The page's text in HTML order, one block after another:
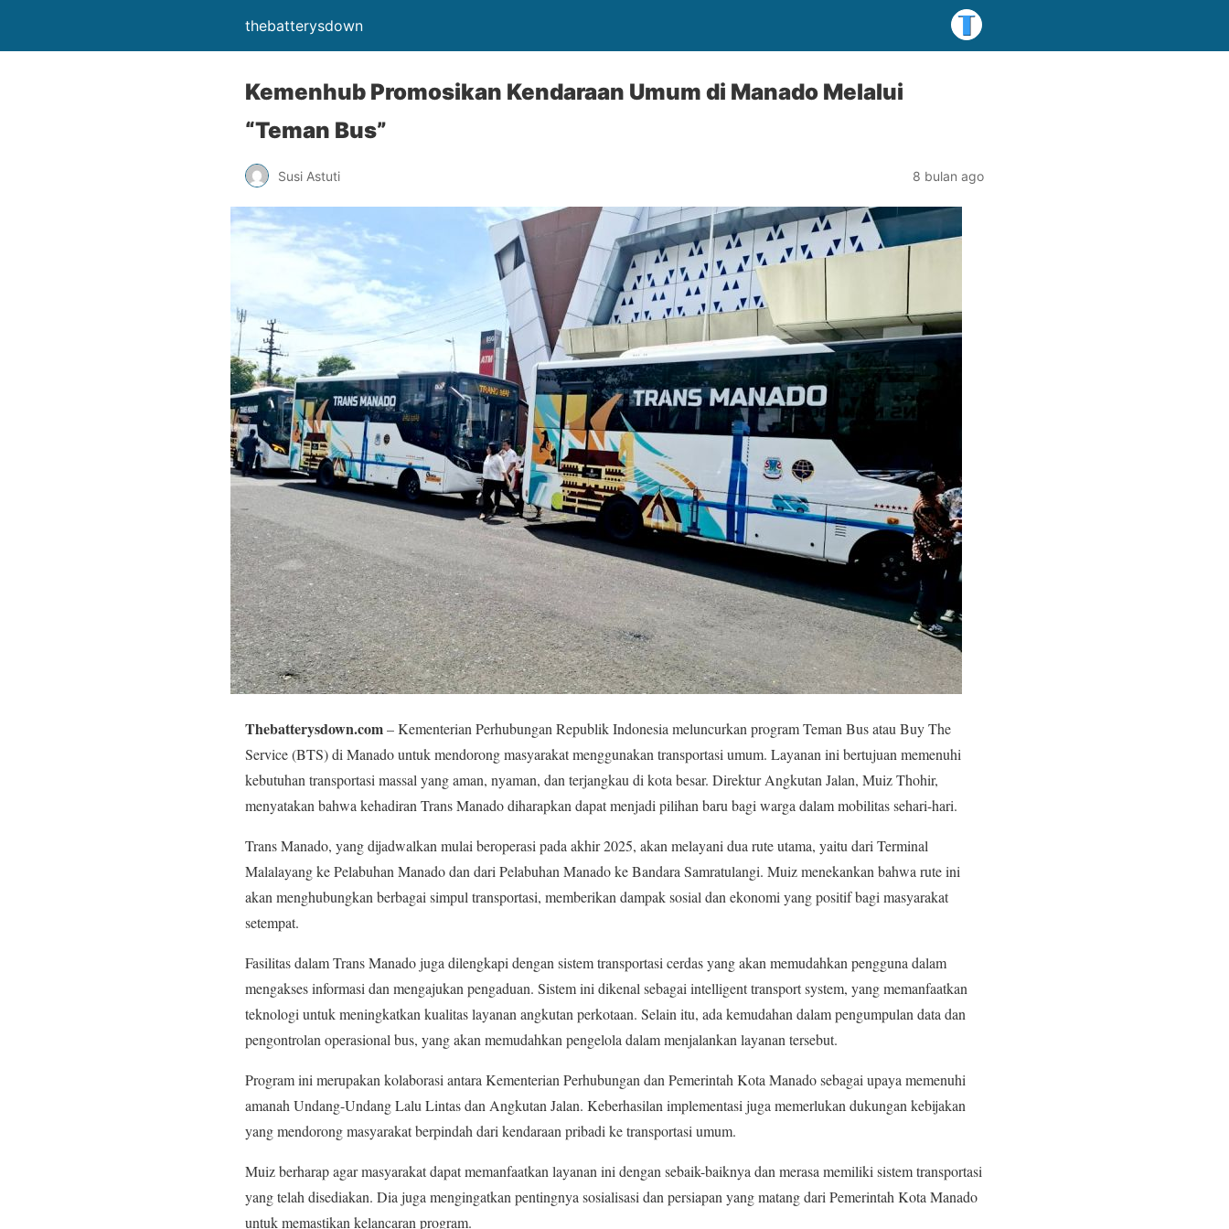
thebatterysdown
Kemenhub Promosikan Kendaraan Umum di Manado Melalui
“Teman Bus”
Susi Astuti 8 bulan ago
Thebatterysdown.com– Kementerian Perhubungan Republik Indonesia meluncurkan program Teman Bus atau Buy The
Service (BTS) di Manado untuk mendorong masyarakat menggunakan transportasi umum. Layanan ini bertujuan memenuhi
kebutuhan transportasi massal yang aman, nyaman, dan terjangkau di kota besar. Direktur Angkutan Jalan, Muiz Thohir,
menyatakan bahwa kehadiran Trans Manado diharapkan dapat menjadi pilihan baru bagi warga dalam mobilitas sehari-hari.
Trans Manado, yang dijadwalkan mulai beroperasi pada akhir 2025, akan melayani dua rute utama, yaitu dari Terminal
Malalayang ke Pelabuhan Manado dan dari Pelabuhan Manado ke Bandara Samratulangi. Muiz menekankan bahwa rute ini
akan menghubungkan berbagai simpul transportasi, memberikan dampak sosial dan ekonomi yang positif bagi masyarakat
setempat.
Fasilitas dalam Trans Manado juga dilengkapi dengan sistem transportasi cerdas yang akan memudahkan pengguna dalam
mengakses informasi dan mengajukan pengaduan. Sistem ini dikenal sebagai intelligent transport system, yang memanfaatkan
teknologi untuk meningkatkan kualitas layanan angkutan perkotaan. Selain itu, ada kemudahan dalam pengumpulan data dan
pengontrolan operasional bus, yang akan memudahkan pengelola dalam menjalankan layanan tersebut.
Program ini merupakan kolaborasi antara Kementerian Perhubungan dan Pemerintah Kota Manado sebagai upaya memenuhi
amanah Undang-Undang Lalu Lintas dan Angkutan Jalan. Keberhasilan implementasi juga memerlukan dukungan kebijakan
yang mendorong masyarakat berpindah dari kendaraan pribadi ke transportasi umum.
Muiz berharap agar masyarakat dapat memanfaatkan layanan ini dengan sebaik-baiknya dan merasa memiliki sistem transportasi
yang telah disediakan. Dia juga mengingatkan pentingnya sosialisasi dan persiapan yang matang dari Pemerintah Kota Manado
untuk memastikan kelancaran program.